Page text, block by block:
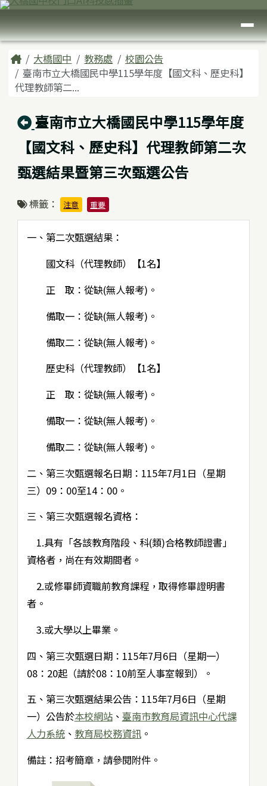
跳至主內容區
臺南市大橋國中
導覽列
主內容區域
Home大橋國中 教務處
校園公告
臺南市立大橋國民中學115學年度【國文科、歷史科】
代理教師第二...
回上頁
臺南市立大橋國民中學115學年度
【國文科、歷史科】代理教師第二次
甄選結果暨第三次甄選公告
標籤： 注意 重要
一、第二次甄選結果：
國文科（代理教師）【1名】
正 取：從缺(無人報考)。
備取一：從缺(無人報考)。
備取二：從缺(無人報考)。
歷史科（代理教師）【1名】
正 取：從缺(無人報考)。
備取一：從缺(無人報考)。
備取二：從缺(無人報考)。
二、第三次甄選報名日期：115年7月1日（星期
三）09：00至14：00。
三、第三次甄選報名資格：
1.具有「各該教育階段、科(類)合格教師證書」
資格者，尚在有效期間者。
2.或修畢師資職前教育課程，取得修畢證明書
者。
3.或大學以上畢業。
四、第三次甄選日期：115年7月6日（星期一）
08：20起（請於08：10前至人事室報到）。
五、第三次甄選結果公告：115年7月6日（星期
一）公告於本校網站、 臺南市教育局資訊中心代課
人力系統、 教育局校務資訊。
備註：招考簡章，請參閱附件。
頁尾區域